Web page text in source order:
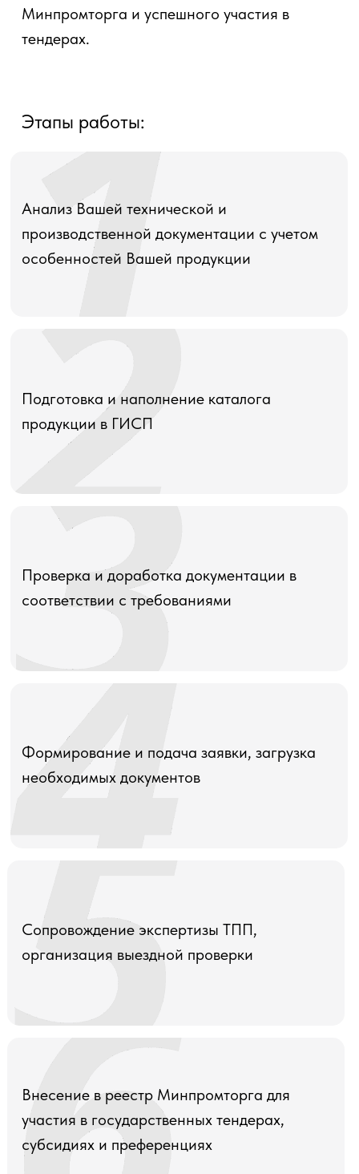
Минпромторга и успешного участия в
тендерах.
Этапы работы:
Анализ Вашей технической и
производственной документации с учетом
особенностей Вашей продукции
Формирование и подача заявки, загрузка
необходимых документов
Подготовка и наполнение каталога
продукции в ГИСП
Проверка и доработка документации в
соответствии с требованиями
Внесение в реестр Минпромторга для
участия в государственных тендерах,
субсидиях и преференциях
Сопровождение экспертизы ТПП,
организация выездной проверки